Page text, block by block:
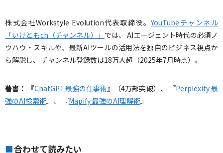
株式会社Workstyle Evolution代表取締役。YouTubeチャンネル
「いけともch（チャンネル）」 では、 AIエージェント時代の必須ノ
ウハウ・スキルや、最新AIツールの活用法を独自のビジネス視点か
ら解説し、 チャンネル登録数は18万人超（2025年7月時点）。
著書： 『ChatGPT最強の仕事術』（4万部突破）、 『Perplexity 最
強のAI検索術』、 『Mapify 最強のAI理解術』
■合わせて読みたい